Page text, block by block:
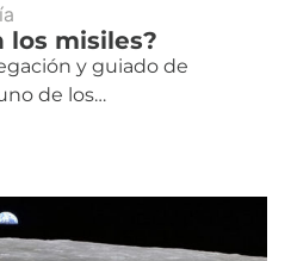
los misiles?
y guiado de
de los…